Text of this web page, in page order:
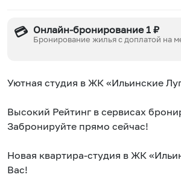
💳 Онлайн-бронирование 1 ₽
Бронирование жилья с доплатой на
Уютная студия в ЖК «Ильинские
Высокий Рейтинг в сервисах
Забронируйте прямо сейчас!
Новая квартира-студия в ЖК
Вас!